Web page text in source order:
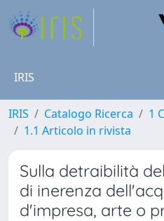
IRIS
IRIS Catalogo Ricerca
1
1.1 Articolo in rivista
Sulla detraibilità
di inerenza
d'impresa, arte o